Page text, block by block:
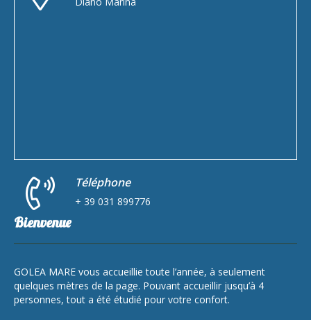
Téléphone
+ 39 031 899776
Bienvenue
GOLEA MARE vous accueillie toute l’année, à seulement
quelques mètres de la page. Pouvant accueillir jusqu’à 4
personnes, tout a été étudié pour votre confort.